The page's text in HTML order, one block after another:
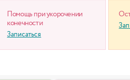
Помощь при укорочении
конечности
Записаться